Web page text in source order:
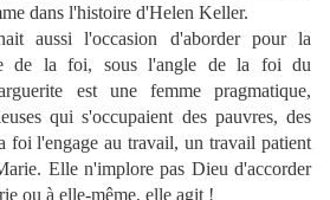
dans l'histoire d'Helen Keller.
aussi l'occasion d'aborder pour la
de la foi, sous l'angle de la foi du
est une femme pragmatique,
qui s'occupaient des pauvres, des
foi l'engage au travail, un travail patient
Elle n'implore pas Dieu d'accorder
ou à elle-même, elle agit !